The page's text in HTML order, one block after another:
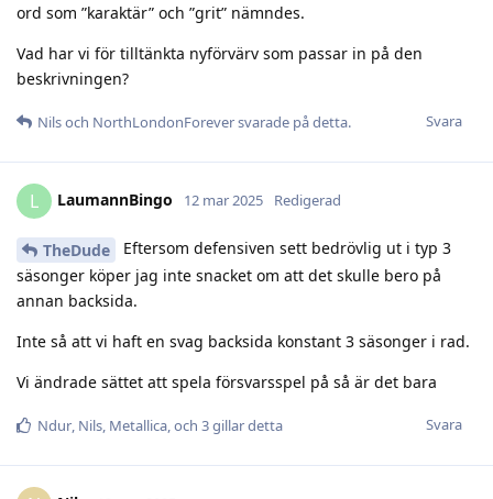
ord som ”karaktär” och ”grit” nämndes.
Vad har vi för tilltänkta nyförvärv som passar in på den
beskrivningen?
Svara
Nilsoch NorthLondonForeversvarade på detta.
L LaumannBingo 12 mar 2025 Redigerad
TheDude
Eftersom defensiven sett bedrövlig ut i typ 3
säsonger köper jag inte snacket om att det skulle bero på
annan backsida.
Inte så att vi haft en svag backsida konstant 3 säsonger i rad.
Vi ändrade sättet att spela försvarsspel på så är det bara
Svara
Ndur, Nils, Metallica, och 3gillar detta